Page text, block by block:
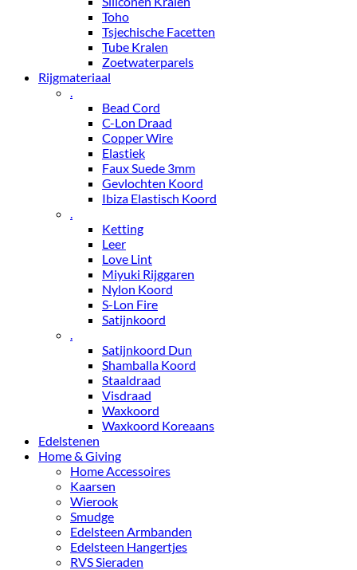
Toho
Tsjechische Facetten
Tube Kralen
Zoetwaterparels
Rijgmateriaal
.
Bead Cord
C-Lon Draad
Copper Wire
Elastiek
Faux Suede 3mm
Gevlochten Koord
Ibiza Elastisch Koord
.
Ketting
Leer
Love Lint
Miyuki Rijggaren
Nylon Koord
S-Lon Fire
Satijnkoord
.
Satijnkoord Dun
Shamballa Koord
Staaldraad
Visdraad
Waxkoord
Waxkoord Koreaans
Edelstenen
Home & Giving
Home Accessoires
Kaarsen
Wierook
Smudge
Edelsteen Armbanden
Edelsteen Hangertjes
RVS Sieraden